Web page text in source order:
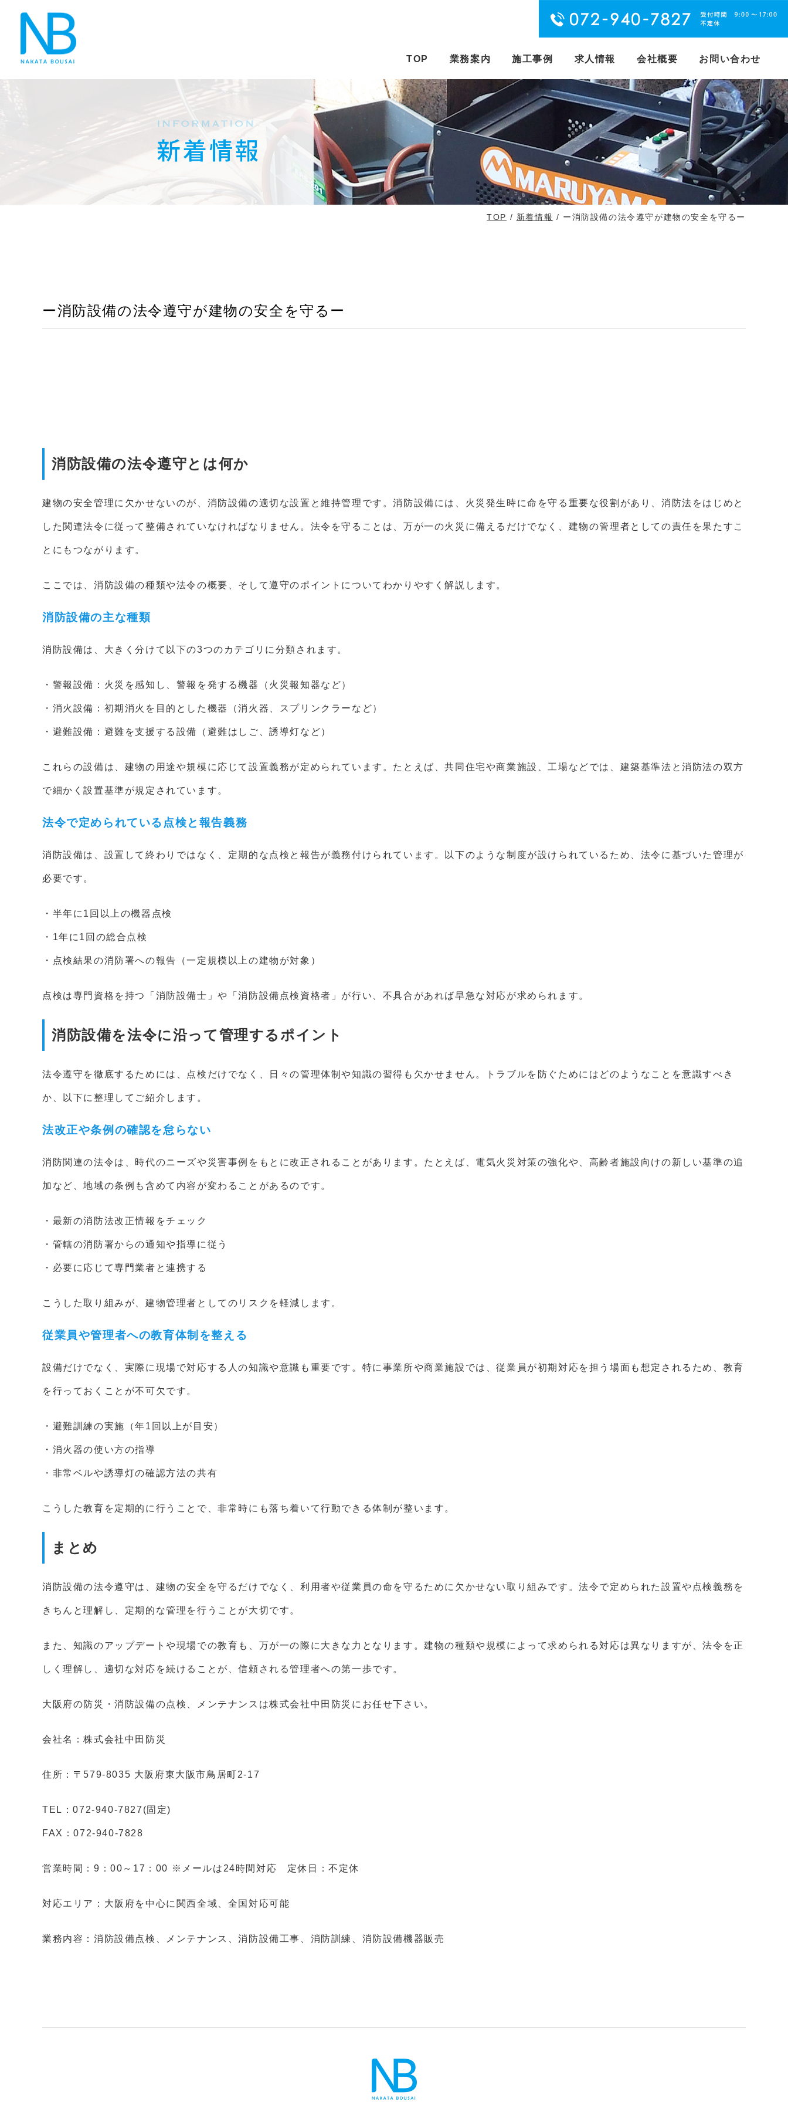
TOP 業務案内 施工事例 求人情報 会社概要 お問い合わせ
TOP / 新着情報 / ー消防設備の法令遵守が建物の安全を守るー
ー消防設備の法令遵守が建物の安全を守るー
消防設備の法令遵守とは何か
建物の安全管理に欠かせないのが、消防設備の適切な設置と維持管理です。消防設備には、火災発生時に命を守る重要な役割があり、消防法をはじめと
した関連法令に従って整備されていなければなりません。法令を守ることは、万が一の火災に備えるだけでなく、建物の管理者としての責任を果たすこ
とにもつながります。
ここでは、消防設備の種類や法令の概要、そして遵守のポイントについてわかりやすく解説します。
消防設備の主な種類
消防設備は、大きく分けて以下の3つのカテゴリに分類されます。
・警報設備：火災を感知し、警報を発する機器（火災報知器など）
・消火設備：初期消火を目的とした機器（消火器、スプリンクラーなど）
・避難設備：避難を支援する設備（避難はしご、誘導灯など）
これらの設備は、建物の用途や規模に応じて設置義務が定められています。たとえば、共同住宅や商業施設、工場などでは、建築基準法と消防法の双方
で細かく設置基準が規定されています。
法令で定められている点検と報告義務
消防設備は、設置して終わりではなく、定期的な点検と報告が義務付けられています。以下のような制度が設けられているため、法令に基づいた管理が
必要です。
・半年に1回以上の機器点検
・1年に1回の総合点検
・点検結果の消防署への報告（一定規模以上の建物が対象）
点検は専門資格を持つ「消防設備士」や「消防設備点検資格者」が行い、不具合があれば早急な対応が求められます。
消防設備を法令に沿って管理するポイント
法令遵守を徹底するためには、点検だけでなく、日々の管理体制や知識の習得も欠かせません。トラブルを防ぐためにはどのようなことを意識すべき
か、以下に整理してご紹介します。
法改正や条例の確認を怠らない
消防関連の法令は、時代のニーズや災害事例をもとに改正されることがあります。たとえば、電気火災対策の強化や、高齢者施設向けの新しい基準の追
加など、地域の条例も含めて内容が変わることがあるのです。
・最新の消防法改正情報をチェック
・管轄の消防署からの通知や指導に従う
・必要に応じて専門業者と連携する
こうした取り組みが、建物管理者としてのリスクを軽減します。
従業員や管理者への教育体制を整える
設備だけでなく、実際に現場で対応する人の知識や意識も重要です。特に事業所や商業施設では、従業員が初期対応を担う場面も想定されるため、教育
を行っておくことが不可欠です。
・避難訓練の実施（年1回以上が目安）
・消火器の使い方の指導
・非常ベルや誘導灯の確認方法の共有
こうした教育を定期的に行うことで、非常時にも落ち着いて行動できる体制が整います。
まとめ
消防設備の法令遵守は、建物の安全を守るだけでなく、利用者や従業員の命を守るために欠かせない取り組みです。法令で定められた設置や点検義務を
きちんと理解し、定期的な管理を行うことが大切です。
また、知識のアップデートや現場での教育も、万が一の際に大きな力となります。建物の種類や規模によって求められる対応は異なりますが、法令を正
しく理解し、適切な対応を続けることが、信頼される管理者への第一歩です。
大阪府の防災・消防設備の点検、メンテナンスは株式会社中田防災にお任せ下さい。
会社名：株式会社中田防災
住所：〒579-8035 大阪府東大阪市鳥居町2-17
TEL：072-940-7827(固定)
FAX：072-940-7828
営業時間：9：00～17：00 ※メールは24時間対応 定休日：不定休
対応エリア：大阪府を中心に関西全域、全国対応可能
業務内容：消防設備点検、メンテナンス、消防設備工事、消防訓練、消防設備機器販売